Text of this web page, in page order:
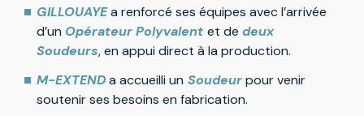
GILLOUAYEa renforcé ses équipes avec l’arrivée
d’un Opérateur Polyvalent et de deux
Soudeurs, en appui direct à la production.
M-EXTENDa accueilli un Soudeurpour venir
soutenir ses besoins en fabrication.